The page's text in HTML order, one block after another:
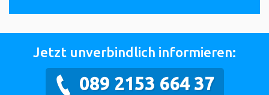
Jetzt unverbindlich informieren:
089 2153 664 37